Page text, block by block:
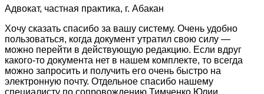
Адвокат, частная практика, г. Абакан
Хочу сказать спасибо за вашу систему. Очень удобно
пользоваться, когда документ утратил свою силу —
можно перейти в действующую редакцию. Если вдруг
какого-то документа нет в нашем комплекте, то всегда
можно запросить и получить его очень быстро на
электронную почту. Отдельное спасибо нашему
специалисту по сопровождению Тимченко Юлии